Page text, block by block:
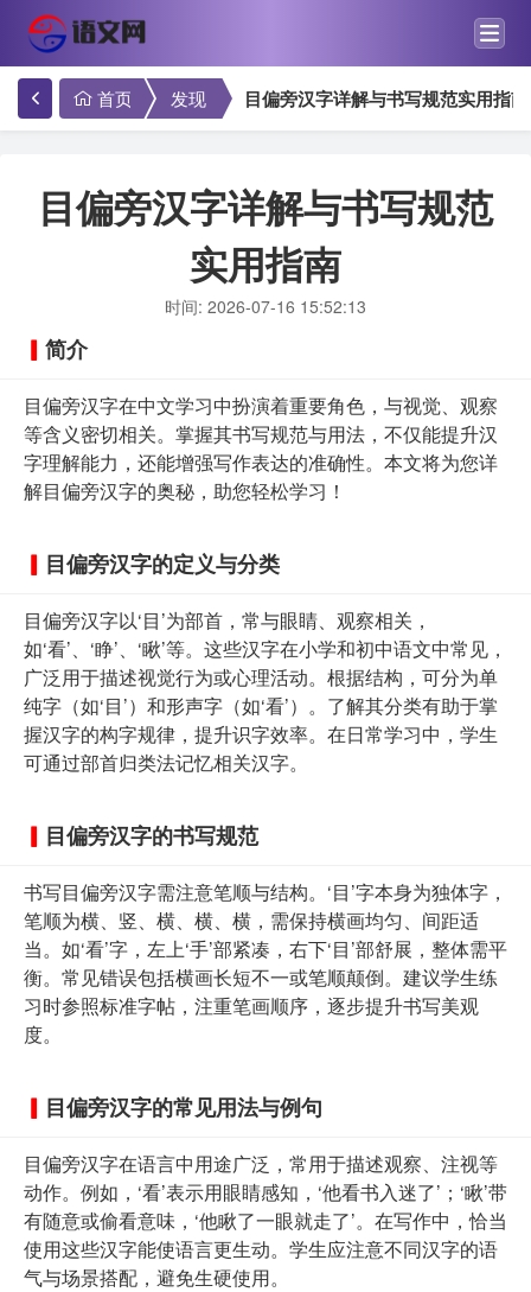
首页 发现 目偏旁汉字详解与书写规范实用指南
目偏旁汉字详解与书写规范
实用指南
时间: 2026-07-16 15:52:13
简介
目偏旁汉字在中文学习中扮演着重要角色，与视觉、观察
等含义密切相关。掌握其书写规范与用法，不仅能提升汉
字理解能力，还能增强写作表达的准确性。本文将为您详
解目偏旁汉字的奥秘，助您轻松学习！
目偏旁汉字的定义与分类
目偏旁汉字以‘目’为部首，常与眼睛、观察相关，
如‘看’、‘睁’、‘瞅’等。这些汉字在小学和初中语文中常见，
广泛用于描述视觉行为或心理活动。根据结构，可分为单
纯字（如‘目’）和形声字（如‘看’）。了解其分类有助于掌
握汉字的构字规律，提升识字效率。在日常学习中，学生
可通过部首归类法记忆相关汉字。
目偏旁汉字的书写规范
书写目偏旁汉字需注意笔顺与结构。‘目’字本身为独体字，
笔顺为横、竖、横、横、横，需保持横画均匀、间距适
当。如‘看’字，左上‘手’部紧凑，右下‘目’部舒展，整体需平
衡。常见错误包括横画长短不一或笔顺颠倒。建议学生练
习时参照标准字帖，注重笔画顺序，逐步提升书写美观
度。
目偏旁汉字的常见用法与例句
目偏旁汉字在语言中用途广泛，常用于描述观察、注视等
动作。例如，‘看’表示用眼睛感知，‘他看书入迷了’；‘瞅’带
有随意或偷看意味，‘他瞅了一眼就走了’。在写作中，恰当
使用这些汉字能使语言更生动。学生应注意不同汉字的语
气与场景搭配，避免生硬使用。